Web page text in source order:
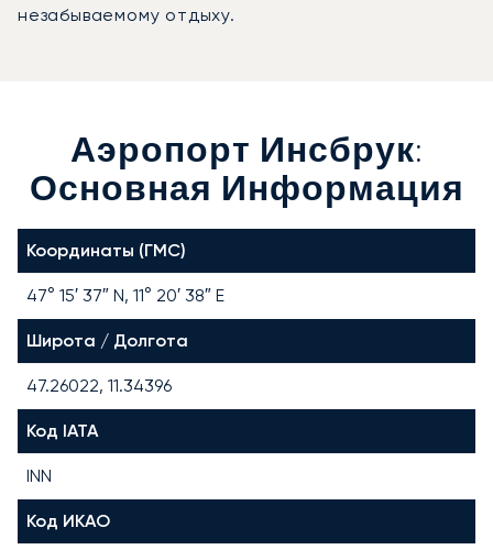
незабываемому отдыху.
Аэропорт Инсбрук:
Основная Информация
Координаты (ГМС)
47° 15′ 37″ N, 11° 20′ 38″ E
Широта / Долгота
47.26022, 11.34396
Код IATA
INN
Код ИКАО